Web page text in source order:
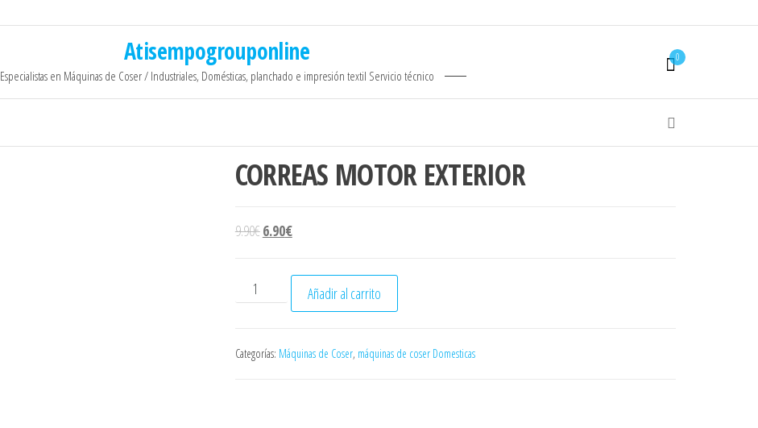
Atisempogrouponline
Especialistas en Máquinas de Coser / Industriales, Domésticas, planchado e impresión textil Servicio técnico
0
CORREAS MOTOR EXTERIOR
9.90€El precio original era: 9.90€.
6.90€El precio actual es: 6.90€.
CORREAS MOTOR EXTERIOR cantidad
Añadir al carrito
Categorías: Máquinas de Coser, máquinas de coser Domesticas